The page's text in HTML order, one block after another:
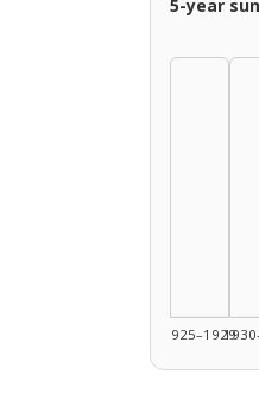
5-year
1925–1929